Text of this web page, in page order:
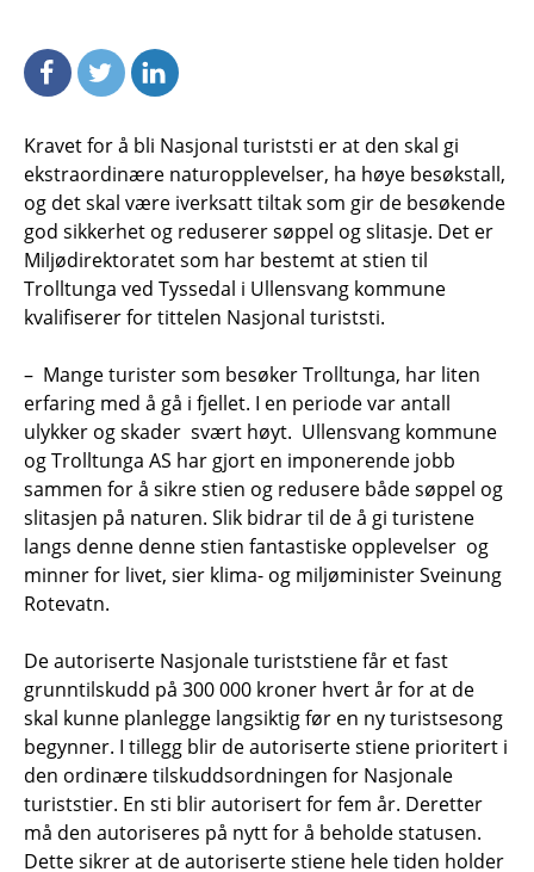
Kravet for å bli Nasjonal turiststi er at den skal gi
ekstraordinære naturopplevelser, ha høye besøkstall,
og det skal være iverksatt tiltak som gir de besøkende
god sikkerhet og reduserer søppel og slitasje. Det er
Miljødirektoratet som har bestemt at stien til
Trolltunga ved Tyssedal i Ullensvang kommune
kvalifiserer for tittelen Nasjonal turiststi.
– Mange turister som besøker Trolltunga, har liten
erfaring med å gå i fjellet. I en periode var antall
ulykker og skader svært høyt. Ullensvang kommune
og Trolltunga AS har gjort en imponerende jobb
sammen for å sikre stien og redusere både søppel og
slitasjen på naturen. Slik bidrar til de å gi turistene
langs denne denne stien fantastiske opplevelser og
minner for livet, sier klima- og miljøminister Sveinung
Rotevatn.
De autoriserte Nasjonale turiststiene får et fast
grunntilskudd på 300 000 kroner hvert år for at de
skal kunne planlegge langsiktig før en ny turistsesong
begynner. I tillegg blir de autoriserte stiene prioritert i
den ordinære tilskuddsordningen for Nasjonale
turiststier. En sti blir autorisert for fem år. Deretter
må den autoriseres på nytt for å beholde statusen.
Dette sikrer at de autoriserte stiene hele tiden holder